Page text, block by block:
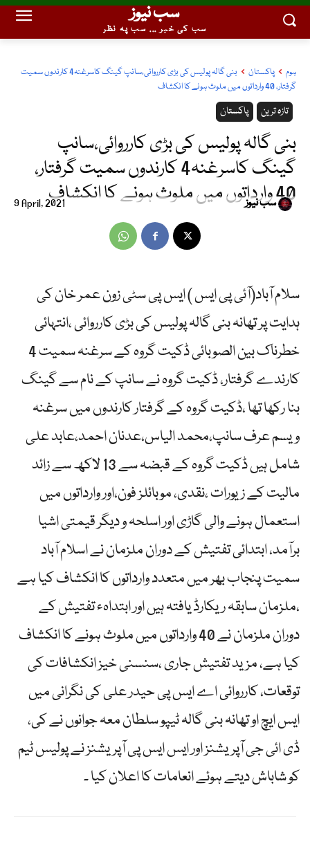
سب نیوز
سب کی خبر ... سب پہ نظر
ہوم پاکستان
بنی گالہ پولیس کی بڑی کارروائی،سانپ گینگ کاسرغنہ4 کارندوں سمیت
گرفتار، 40 وارداتوں میں ملوث ہونے کا انکشاف
پاکستان تازہ ترین
بنی گالہ پولیس کی بڑی کارروائی،سانپ
گینگ کاسرغنہ4 کارندوں سمیت گرفتار،
40 وارداتوں میں ملوث ہونے کا انکشاف
9 April, 2021 سب نیوز
سلام آباد(آئی پی ایس ) ایس پی سٹی زون عمر خان کی
ہدایت پر تھانہ بنی گالہ پولیس کی بڑی کارروائی ،انتہائی
خطرناک بین الصوبائی ڈکیت گروہ کے سرغنہ سمیت 4
کارندے گرفتار، ڈکیت گروہ نے سانپ کے نام سے گینگ
بنا رکھا تھا ،ڈکیت گروہ کے گرفتار کارندوں میں سرغنہ
ویسم عرف سانپ،محمد الیاس،عدنان احمد،عابد علی
شامل ہیں ڈکیت گروہ کے قبضہ سے 13 لاکھ سے زائد
مالیت کے زیورات ،نقدی، موبائلز فون،اور وارداتوں میں
استعمال ہونے والی گاڑی اور اسلحہ و دیگر قیمتی اشیا
برآمد، ابتدائی تفتیش کے دوران ملزمان نے اسلام آباد
سمیت پنجاب بھر میں متعدد وارداتوں کا انکشاف کیا ہے
،ملزمان سابقہ ریکارڈ یافتہ ہیں اور ابتداہء تفتیش کے
دوران ملزمان نے 40 وارداتوں میں ملوث ہونے کا انکشاف
کیا ہے، مزید تفتیش جاری ،سنسنی خیز انکشافات کی
توقعات، کارروائی اے ایس پی حیدر علی کی نگرانی میں
ایس ایچ او تھانہ بنی گالہ ٹیپو سلطان معہ جوانوں نے کی،
ڈی ائی جی آپریشنز اور ایس ایس پی آپریشنز نے پولیس ٹیم
کو شاباش دیتے ہوئے انعامات کا اعلان کیا ۔